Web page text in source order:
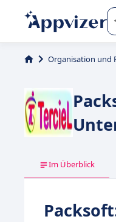
Organisation und
Im Überblick